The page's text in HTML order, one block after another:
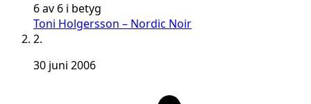
6 av 6 i betyg
Toni Holgersson – Nordic Noir
2.
30 juni 2006